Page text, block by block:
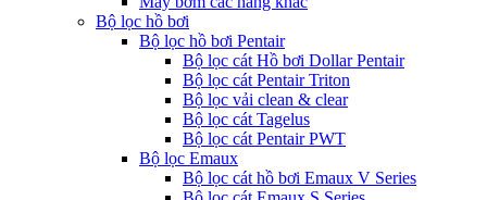
Bộ lọc hồ bơi
Bộ lọc hồ bơi Pentair
Bộ lọc cát Hồ bơi Dollar Pentair
Bộ lọc cát Pentair Triton
Bộ lọc vải clean & clear
Bộ lọc cát Tagelus
Bộ lọc cát Pentair PWT
Bộ lọc Emaux
Bộ lọc cát hồ bơi Emaux V Series